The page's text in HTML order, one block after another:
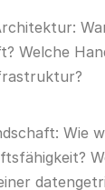
Welche
Wie